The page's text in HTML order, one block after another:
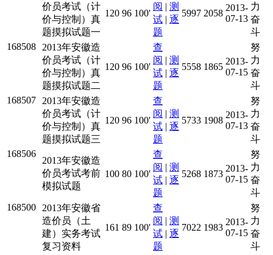
价员考试（计
价与控制）真
题摸拟试题一
120 96 100'
阅 | 测
试 | 逐
题
5997 2058
2013-
07-13
力
奋
斗
168508
2013年安徽造
价员考试（计
价与控制）真
题摸拟试题二
120 96 100'
查
阅 | 测
试 | 逐
题
5558 1865
2013-
07-15
努
力
奋
斗
168507
2013年安徽造
价员考试（计
价与控制）真
题摸拟试题三
120 96 100'
查
阅 | 测
试 | 逐
题
5733 1908
2013-
07-13
努
力
奋
斗
168506
2013年安徽造
价员考试考前
模拟试题
100 80 100'
查
阅 | 测
试 | 逐
题
5268 1873
2013-
07-15
努
力
奋
斗
168500
2013年安徽省
造价员（土
建）实务考试
复习资料
161 89 100'
查
阅 | 测
试 | 逐
题
7022 1983
2013-
07-15
努
力
奋
斗